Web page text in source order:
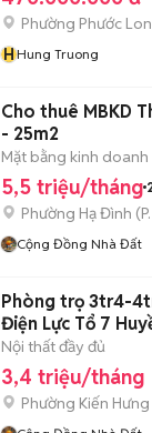
Phường Phước
HHung Truong
Cho thuê MBKD
- 25m2
Mặt bằng kinh doanh
5,5 triệu/tháng
Phường Hạ Đình (
Cộng Đồng Nhà Đất
Phòng trọ 3tr4-
Điện Lực Tổ 7
Nội thất đầy đủ
3,4 triệu/tháng
Phường Kiến Hưng